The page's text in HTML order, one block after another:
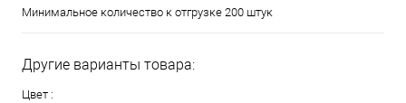
Минимальное количество к отгрузке 200 штук
Другие варианты товара:
Цвет :